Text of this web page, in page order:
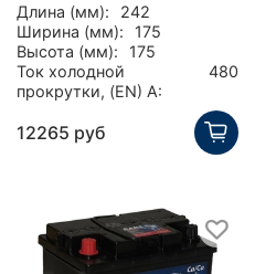
Длина (мм):
242
Ширина (мм):
175
Высота (мм):
175
Ток холодной
прокрутки, (EN) А:
480
12265 руб